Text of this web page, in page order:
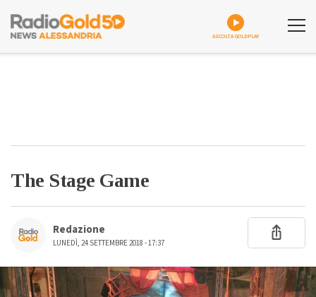
ASCOLTA GOLDPLAY
The Stage Game
Redazione
LUNEDÌ, 24 SETTEMBRE 2018 - 17:37